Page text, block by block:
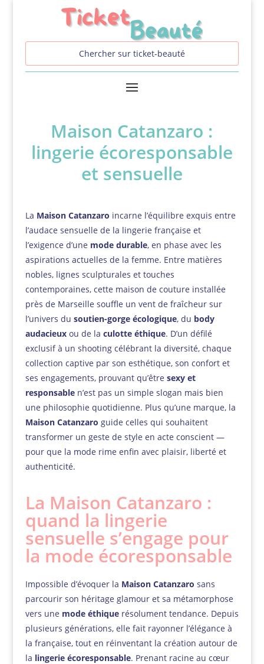
Maison Catanzaro :
lingerie écoresponsable
et sensuelle
La Maison Catanzaro incarne l’équilibre exquis entre
l’audace sensuelle de la lingerie française et
l’exigence d’une mode durable, en phase avec les
aspirations actuelles de la femme. Entre matières
nobles, lignes sculpturales et touches
contemporaines, cette maison de couture installée
près de Marseille souffle un vent de fraîcheur sur
l’univers du soutien-gorge écologique, du body
audacieuxou de la culotte éthique. D’un défilé
exclusif à un shooting célébrant la diversité, chaque
collection captive par son esthétique, son confort et
ses engagements, prouvant qu’être sexy et
responsablen’est pas un simple slogan mais bien
une philosophie quotidienne. Plus qu’une marque, la
Maison Catanzaro guide celles qui souhaitent
transformer un geste de style en acte conscient —
pour que la mode rime enfin avec plaisir, liberté et
authenticité.
La Maison Catanzaro :
quand la lingerie
sensuelle s’engage pour
la mode écoresponsable
Impossible d’évoquer la Maison Catanzaro sans
parcourir son héritage glamour et sa métamorphose
vers une mode éthiquerésolument tendance. Depuis
plusieurs générations, elle fait rayonner l’élégance à
la française, tout en réinventant la création autour de
la lingerie écoresponsable. Prenant racine au cœur